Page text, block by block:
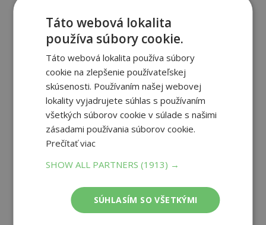
Recenzie čitateľov
Napíšte recenziu a môžete vyhrať
Ako sa vám páčila kniha?
PRIDAŤ RECENZIU
Táto webová lokalita
používa súbory cookie.
Táto webová lokalita používa súbory
cookie na zlepšenie používateľskej
skúsenosti. Používaním našej webovej
lokality vyjadrujete súhlas s používaním
všetkých súborov cookie v súlade s našimi
zásadami používania súborov cookie.
Prečítať viac
SHOW ALL PARTNERS(1913) →
SÚHLASÍM SO VŠETKÝMI